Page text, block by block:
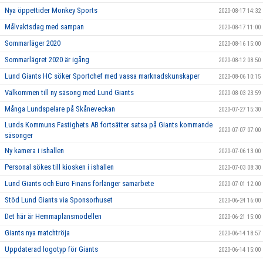
Nya öppettider Monkey Sports 2020-08-17 14:32
Målvaktsdag med sampan 2020-08-17 11:00
Sommarläger 2020 2020-08-16 15:00
Sommarlägret 2020 är igång 2020-08-12 08:50
Lund Giants HC söker Sportchef med vassa marknadskunskaper 2020-08-06 10:15
Välkommen till ny säsong med Lund Giants 2020-08-03 23:59
Många Lundspelare på Skåneveckan 2020-07-27 15:30
Lunds Kommuns Fastighets AB fortsätter satsa på Giants kommande
säsonger
2020-07-07 07:00
Ny kamera i ishallen 2020-07-06 13:00
Personal sökes till kiosken i ishallen 2020-07-03 08:30
Lund Giants och Euro Finans förlänger samarbete 2020-07-01 12:00
Stöd Lund Giants via Sponsorhuset 2020-06-24 16:00
Det här är Hemmaplansmodellen 2020-06-21 15:00
Giants nya matchtröja 2020-06-14 18:57
Uppdaterad logotyp för Giants 2020-06-14 15:00